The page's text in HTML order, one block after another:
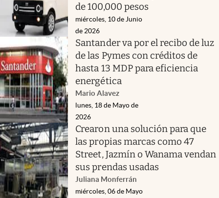
de 100,000 pesos
miércoles, 10 de Junio
de 2026
Santander va por el recibo de luz
de las Pymes con créditos de
hasta 13 MDP para eficiencia
energética
Mario Alavez
lunes, 18 de Mayo de
2026
Crearon una solución para que
las propias marcas como 47
Street, Jazmín o Wanama vendan
sus prendas usadas
Juliana Monferrán
miércoles, 06 de Mayo